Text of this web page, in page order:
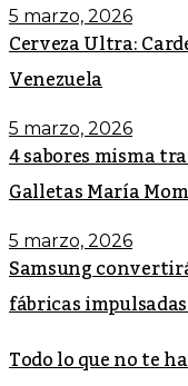
5 marzo, 2026
Cerveza Ultra:
Venezuela
5 marzo, 2026
4 sabores misma
Galletas María
5 marzo, 2026
Samsung
fábricas
Todo lo que no te